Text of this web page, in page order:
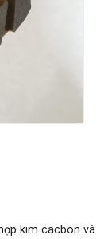
kim cacbon và